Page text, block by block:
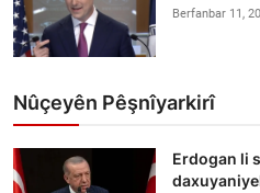
Berfanbar 11,
Nûçeyên Pêşnîyarkirî
Erdogan li